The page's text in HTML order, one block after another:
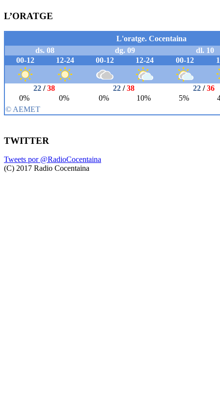
L’ORATGE
TWITTER
Tweets por @RadioCocentaina
(C) 2017 Radio Cocentaina